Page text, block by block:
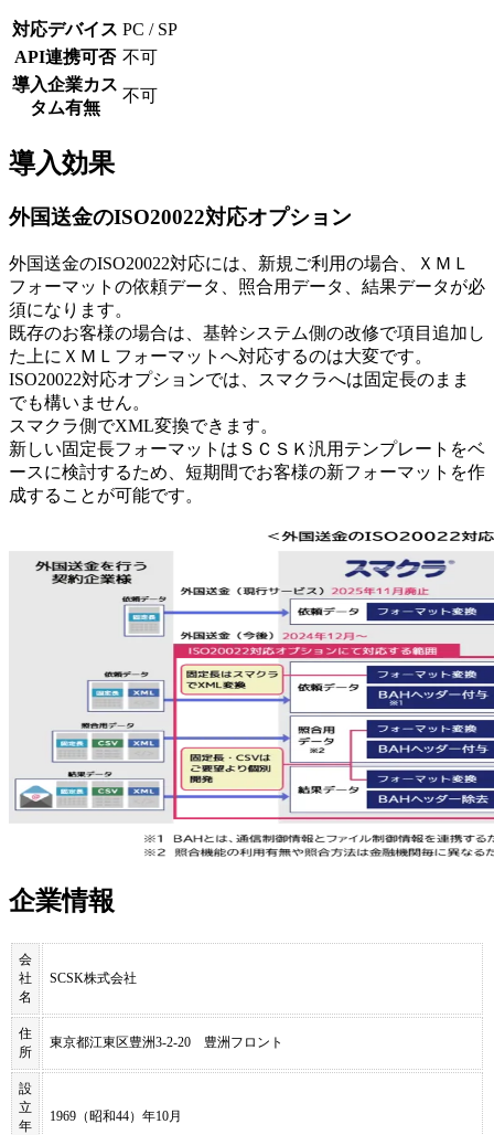
対応デバイス PC / SP
API連携可否 不可
導入企業カス
タム有無
不可
導入効果
外国送金のISO20022対応オプション
外国送金のISO20022対応には、新規ご利用の場合、ＸＭＬ
フォーマットの依頼データ、照合用データ、結果データが必
須になります。
既存のお客様の場合は、基幹システム側の改修で項目追加し
た上にＸＭＬフォーマットへ対応するのは大変です。
ISO20022対応オプションでは、スマクラへは固定長のまま
でも構いません。
スマクラ側でXML変換できます。
新しい固定長フォーマットはＳＣＳＫ汎用テンプレートをベ
ースに検討するため、短期間でお客様の新フォーマットを作
成することが可能です。
企業情報
会
社
名
SCSK株式会社
住
所
東京都江東区豊洲3-2-20 豊洲フロント
設
立
年
1969（昭和44）年10月